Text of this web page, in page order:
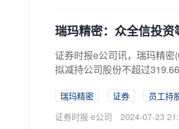
瑞玛精密：众全信投
证券时报e公司讯，瑞玛精密
拟减持公司股份不超过
瑞玛精密 证券
员工持
证券时报·e公司
2024-07-23